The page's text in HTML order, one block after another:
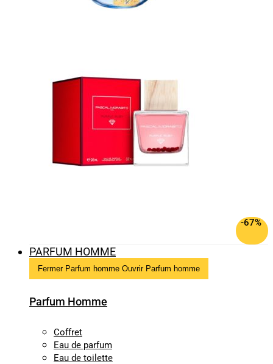
-67%
PARFUM HOMME
Fermer Parfum homme Ouvrir Parfum homme
Parfum Homme
Coffret
Eau de parfum
Eau de toilette